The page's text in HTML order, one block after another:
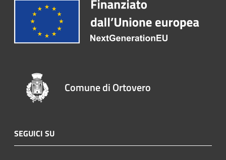
Comune di Ortovero
SEGUICI SU